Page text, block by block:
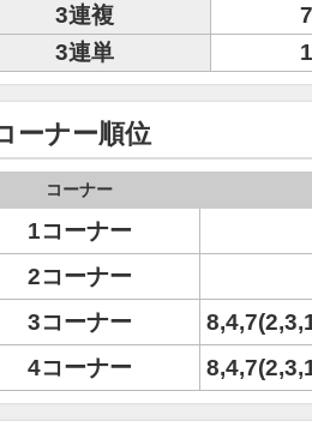
3連複
3連単
ーナー順位
コーナー
1コーナー
2コーナー
3コーナー
4コーナー